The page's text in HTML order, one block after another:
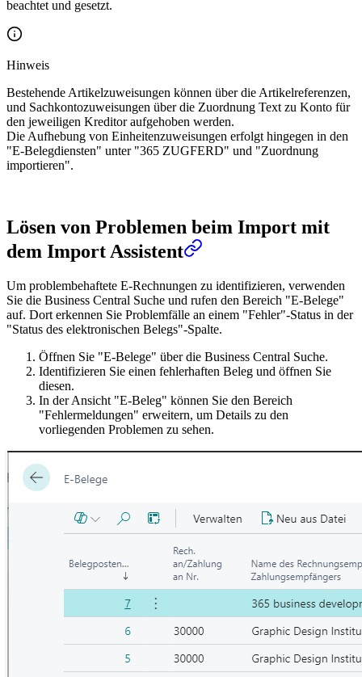
beachtet und gesetzt.
Hinweis
Bestehende Artikelzuweisungen können über die Artikelreferenzen,
und Sachkontozuweisungen über die Zuordnung Text zu Konto für
den jeweiligen Kreditor aufgehoben werden.
Die Aufhebung von Einheitenzuweisungen erfolgt hingegen in den
"E-Belegdiensten" unter "365 ZUGFERD" und "Zuordnung
importieren".
Lösen von Problemen beim Import mit
dem Import Assistent
Um problembehaftete E-Rechnungen zu identifizieren, verwenden
Sie die Business Central Suche und rufen den Bereich "E-Belege"
auf. Dort erkennen Sie Problemfälle an einem "Fehler"-Status in der
"Status des elektronischen Belegs"-Spalte.
Öffnen Sie "E-Belege" über die Business Central Suche.
Identifizieren Sie einen fehlerhaften Beleg und öffnen Sie
diesen.
In der Ansicht "E-Beleg" können Sie den Bereich
"Fehlermeldungen" erweitern, um Details zu den
vorliegenden Problemen zu sehen.